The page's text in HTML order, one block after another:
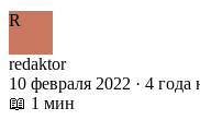
R
redaktor
10 февраля 2022 · 4 года
📖 1 мин